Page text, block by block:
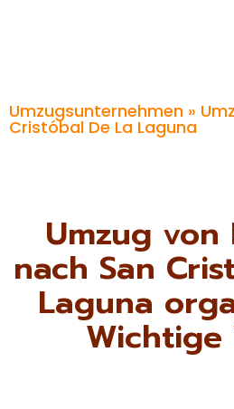
Umzugsunternehmen »
Cristóbal De La Laguna
Umzug von
nach San
Laguna
Wichtige